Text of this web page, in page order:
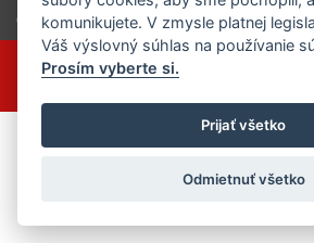
GDPR
Všetky práva vyhradené pre FIELD
komunikujete. V zmysle platnej
Váš výslovný súhlas na používanie
Prosím vyberte si.
Prijať všetko
Odmietnuť všetko